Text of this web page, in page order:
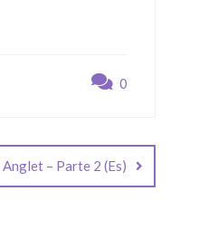
0
– Parte 2 (Es)